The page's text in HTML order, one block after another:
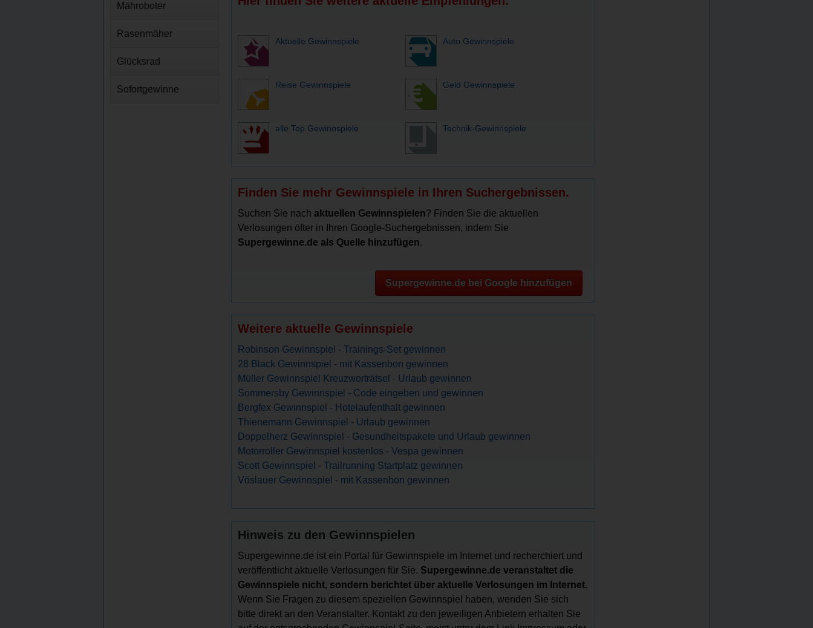
Aktuelle Gewinnspiele Auto Gewinnspiele
Reise Gewinnspiele Geld Gewinnspiele
alle Top Gewinnspiele Technik-Gewinnspiele
Finden Sie mehr Gewinnspiele in Ihren Suchergebnissen.
Suchen Sie nach aktuellen Gewinnspielen? Finden Sie die aktuellen
Verlosungen öfter in Ihren Google-Suchergebnissen, indem Sie
Supergewinne.de als Quelle hinzufügen.
Supergewinne.de bei Google hinzufügen
Weitere aktuelle Gewinnspiele
Robinson Gewinnspiel - Trainings-Set gewinnen
28 Black Gewinnspiel - mit Kassenbon gewinnen
Müller Gewinnspiel Kreuzworträtsel - Urlaub gewinnen
Sommersby Gewinnspiel - Code eingeben und gewinnen
Bergfex Gewinnspiel - Hotelaufenthalt gewinnen
Thienemann Gewinnspiel - Urlaub gewinnen
Doppelherz Gewinnspiel - Gesundheitspakete und Urlaub gewinnen
Motorroller Gewinnspiel kostenlos - Vespa gewinnen
Scott Gewinnspiel - Trailrunning Startplatz gewinnen
Vöslauer Gewinnspiel - mit Kassenbon gewinnen
Hinweis zu den Gewinnspielen
Supergewinne.de ist ein Portal für Gewinnspiele im Internet und recherchiert und
veröffentlicht aktuelle Verlosungen für Sie. Supergewinne.de veranstaltet die
Gewinnspiele nicht, sondern berichtet über aktuelle Verlosungen im Internet.
Wenn Sie Fragen zu diesem speziellen Gewinnspiel haben, wenden Sie sich
bitte direkt an den Veranstalter. Kontakt zu den jeweiligen Anbietern erhalten Sie
Mähroboter
Rasenmäher
Glücksrad
Sofortgewinne